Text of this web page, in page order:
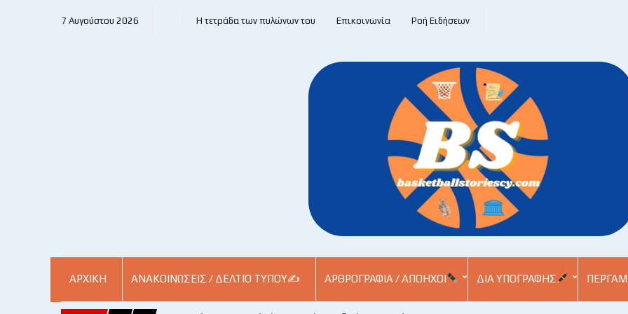
7 Αυγούστου 2026 Η τετράδα των πυλώνων του Επικοινωνία Ροή Ειδήσεων
ΑΡΧΙΚΗ ΑΝΑΚΟΙΝΏΣΕΙΣ / ΔΕΛΤΊΟ ΤΎΠΟΥ✍ ΑΡΘΡΟΓΡΑΦΊΑ / ΑΠΌΗΧΟΙ ΔΙΑ ΥΠΟΓΡΑΦΉΣ